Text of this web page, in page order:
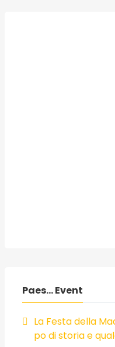
Paes... Event
La Festa della
po di storia e